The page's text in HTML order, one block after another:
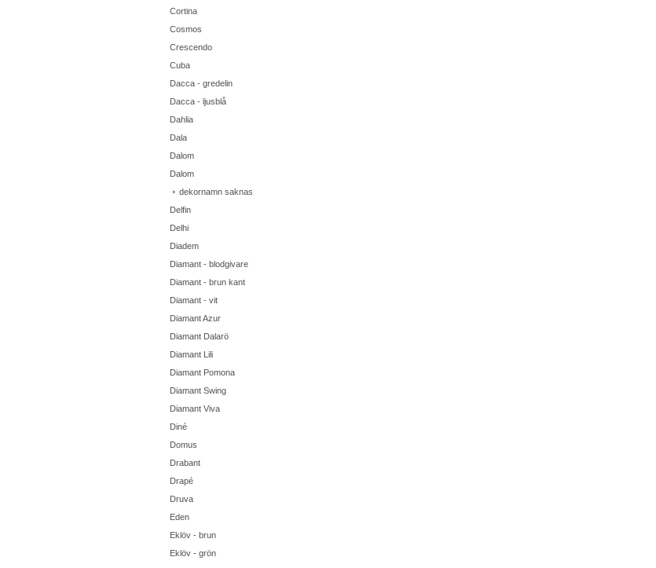
Cortina
Cosmos
Crescendo
Cuba
Dacca - gredelin
Dacca - ljusblå
Dahlia
Dala
Dalom
Dalom
dekornamn saknas
Delfin
Delhi
Diadem
Diamant - blodgivare
Diamant - brun kant
Diamant - vit
Diamant Azur
Diamant Dalarö
Diamant Lili
Diamant Pomona
Diamant Swing
Diamant Viva
Diné
Domus
Drabant
Drapé
Druva
Eden
Eklöv - brun
Eklöv - grön